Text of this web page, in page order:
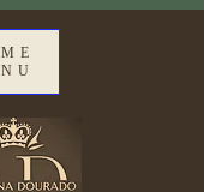
ME
NU